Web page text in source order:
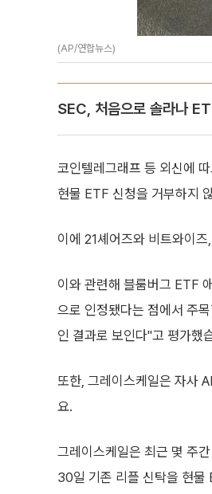
(AP/연합뉴스)
SEC, 처음으로 솔라나
코인텔레그래프 등 외신에
현물 ETF 신청을 거부하지
이에 21셰어즈와 비트와이
이와 관련해 블룸버그 ETF
으로 인정됐다는 점에서 주
인 결과로 보인다"고 평가했
또한, 그레이스케일은 자사
요.
그레이스케일은 최근 몇 주
30일 기존 리플 신탁을 현물